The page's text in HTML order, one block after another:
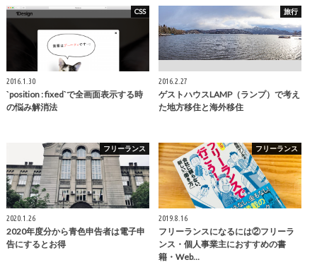
CSS
2016.1.30
`position : fixed`で全画面表示する時
の悩み解消法
旅行
2016.2.27
ゲストハウスLAMP（ランプ）で考え
た地方移住と海外移住
フリーランス
2020.1.26
2020年度分から青色申告者は電子申
告にするとお得
フリーランス
2019.8.16
フリーランスになるには②フリーラ
ンス・個人事業主におすすめの書
籍・Web…